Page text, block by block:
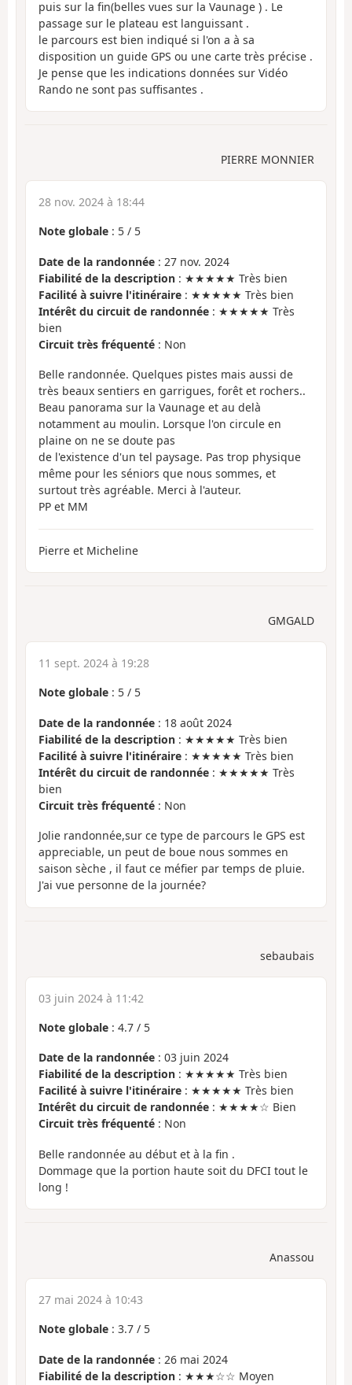
puis sur la fin(belles vues sur la Vaunage ) . Le
passage sur le plateau est languissant .
le parcours est bien indiqué si l'on a à sa
disposition un guide GPS ou une carte très précise .
Je pense que les indications données sur Vidéo
Rando ne sont pas suffisantes .
PIERRE MONNIER
28 nov. 2024 à 18:44
Note globale : 5 / 5
Date de la randonnée : 27 nov. 2024
Fiabilité de la description : ★★★★★ Très bien
Facilité à suivre l'itinéraire : ★★★★★ Très bien
Intérêt du circuit de randonnée : ★★★★★ Très
bien
Circuit très fréquenté : Non
Belle randonnée. Quelques pistes mais aussi de
très beaux sentiers en garrigues, forêt et rochers..
Beau panorama sur la Vaunage et au delà
notamment au moulin. Lorsque l'on circule en
plaine on ne se doute pas
de l'existence d'un tel paysage. Pas trop physique
même pour les séniors que nous sommes, et
surtout très agréable. Merci à l'auteur.
PP et MM
Pierre et Micheline
GMGALD
11 sept. 2024 à 19:28
Note globale : 5 / 5
Date de la randonnée : 18 août 2024
Fiabilité de la description : ★★★★★ Très bien
Facilité à suivre l'itinéraire : ★★★★★ Très bien
Intérêt du circuit de randonnée : ★★★★★ Très
bien
Circuit très fréquenté : Non
Jolie randonnée,sur ce type de parcours le GPS est
appreciable, un peut de boue nous sommes en
saison sèche , il faut ce méfier par temps de pluie.
J'ai vue personne de la journée?
sebaubais
03 juin 2024 à 11:42
Note globale : 4.7 / 5
Date de la randonnée : 03 juin 2024
Fiabilité de la description : ★★★★★ Très bien
Facilité à suivre l'itinéraire : ★★★★★ Très bien
Intérêt du circuit de randonnée : ★★★★☆ Bien
Circuit très fréquenté : Non
Belle randonnée au début et à la fin .
Dommage que la portion haute soit du DFCI tout le
long !
Anassou
27 mai 2024 à 10:43
Note globale : 3.7 / 5
Date de la randonnée : 26 mai 2024
Fiabilité de la description : ★★★☆☆ Moyen